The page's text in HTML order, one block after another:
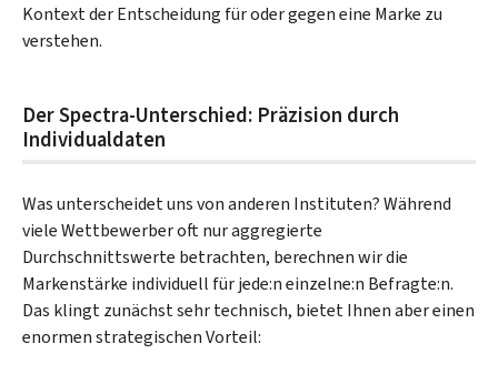
Kontext der Entscheidung für oder gegen eine Marke zu
verstehen.
Der Spectra-Unterschied: Präzision durch
Individualdaten
Was unterscheidet uns von anderen Instituten? Während
viele Wettbewerber oft nur aggregierte
Durchschnittswerte betrachten, berechnen wir die
Markenstärke individuell für jede:n einzelne:n Befragte:n.
Das klingt zunächst sehr technisch, bietet Ihnen aber einen
enormen strategischen Vorteil: